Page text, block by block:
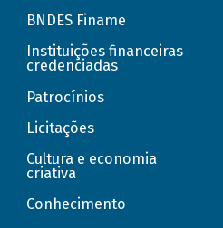
BNDES Finame
Instituições financeiras
credenciadas
Patrocínios
Licitações
Cultura e economia
criativa
Conhecimento